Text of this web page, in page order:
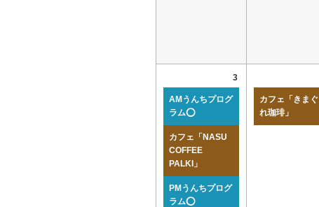
3
AMうんちプログ
ラム⭕
カフェ「NASU
COFFEE
PALKI」
PMうんちプログ
ラム⭕
カフェ「きまぐ
れ珈琲」